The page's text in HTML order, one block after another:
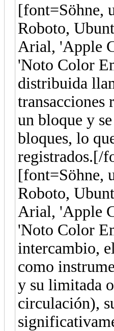
[font=Söhne,
Roboto,
Arial, 'Apple
'Noto Color
distribuida
transacciones
un bloque y
bloques, lo
registrados.[/
[font=Söhne,
Roboto,
Arial, 'Apple
'Noto Color
intercambio,
como
y su limitada
circulación),